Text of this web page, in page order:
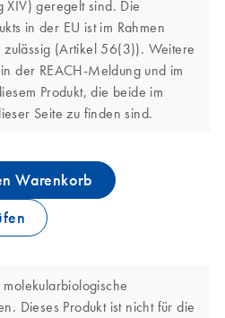
geregelt sind. Die
in der EU ist im Rahmen
(Artikel 56(3)). Weitere
der REACH-Meldung und im
Produkt, die beide im
Seite zu finden sind.
Warenkorb
Dieses Produkt ist nicht für die